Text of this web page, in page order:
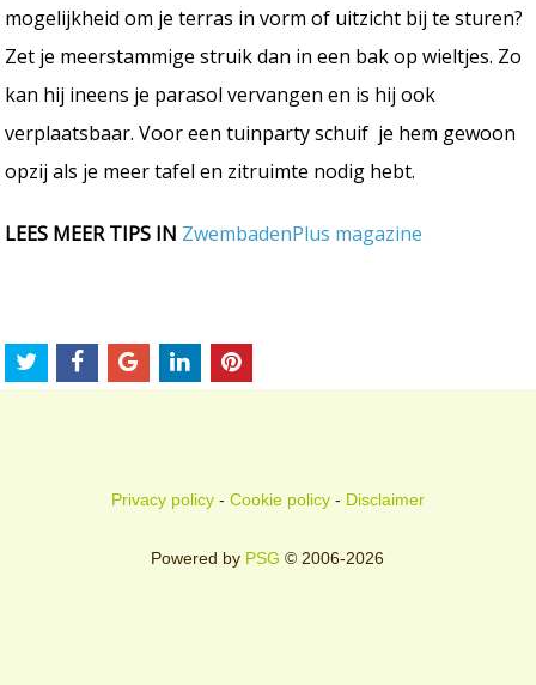
mogelijkheid om je terras in vorm of uitzicht bij te sturen?
Zet je meerstammige struik dan in een bak op wieltjes. Zo
kan hij ineens je parasol vervangen en is hij ook
verplaatsbaar. Voor een tuinparty schuif je hem gewoon
opzij als je meer tafel en zitruimte nodig hebt.
LEES MEER TIPS IN ZwembadenPlus magazine
Privacy policy- Cookie policy- Disclaimer
Powered by PSG © 2006-2026